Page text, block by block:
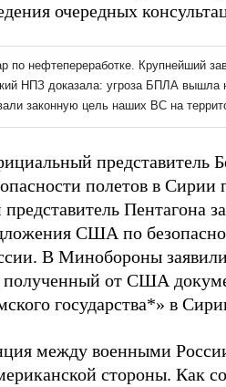
очередных
представитель
полетов в Сирии
Пентагона
США по
В Минобороны
полученный от США
государства*» в
между военными
стороны. Как